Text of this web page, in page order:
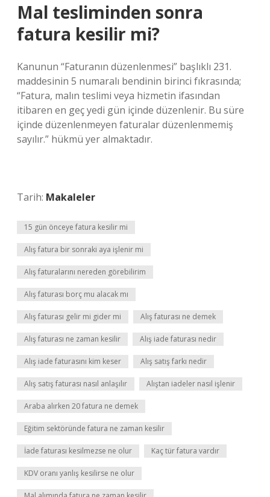
Mal tesliminden sonra
fatura kesilir mi?
Kanunun “Faturanın düzenlenmesi” başlıklı 231.
maddesinin 5 numaralı bendinin birinci fıkrasında;
“Fatura, malın teslimi veya hizmetin ifasından
itibaren en geç yedi gün içinde düzenlenir. Bu süre
içinde düzenlenmeyen faturalar düzenlenmemiş
sayılır.” hükmü yer almaktadır.
Tarih: Makaleler
15 gün önceye fatura kesilir mi
Alış fatura bir sonraki aya işlenir mi
Alış faturalarını nereden görebilirim
Alış faturası borç mu alacak mı
Alış faturası gelir mi gider mi Alış faturası ne demek
Alış faturası ne zaman kesilir Alış iade faturası nedir
Alış iade faturasını kim keser Alış satış farkı nedir
Alış satış faturası nasıl anlaşılır Alıştan iadeler nasıl işlenir
Araba alırken 20 fatura ne demek
Eğitim sektöründe fatura ne zaman kesilir
İade faturası kesilmezse ne olur Kaç tür fatura vardır
KDV oranı yanlış kesilirse ne olur